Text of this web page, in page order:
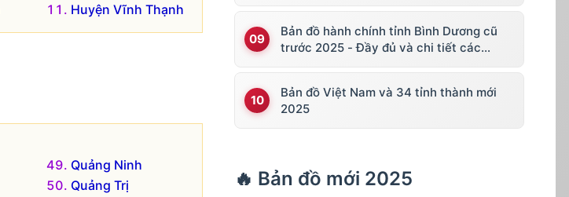
Huyện Vĩnh Thạnh
Quảng Ninh
Quảng Trị
Bản đồ hành chính tỉnh Bình Dương cũ
trước 2025 - Đầy đủ và chi tiết các
Bản đồ Việt Nam và 34 tỉnh thành mới
2025
🔥 Bản đồ mới 2025